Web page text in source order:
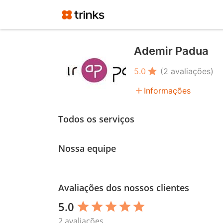
Ademir Padua
5.0 star (2 avaliações)
add Informações
Todos os serviços
Nossa equipe
Avaliações dos nossos clientes
5.0 star star star star star
2 avaliações